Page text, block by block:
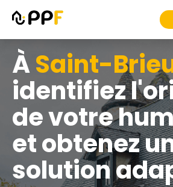
ÀSaint-
identifiez
de votre
et obtenez
solution